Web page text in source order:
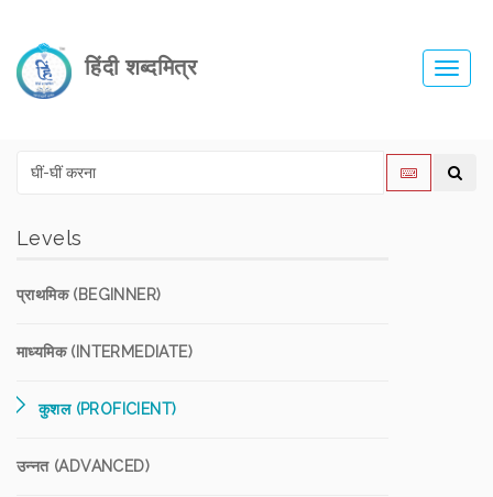
हिंदी शब्दमित्र
Levels
प्राथमिक (BEGINNER)
माध्यमिक (INTERMEDIATE)
कुशल (PROFICIENT)
उन्नत (ADVANCED)